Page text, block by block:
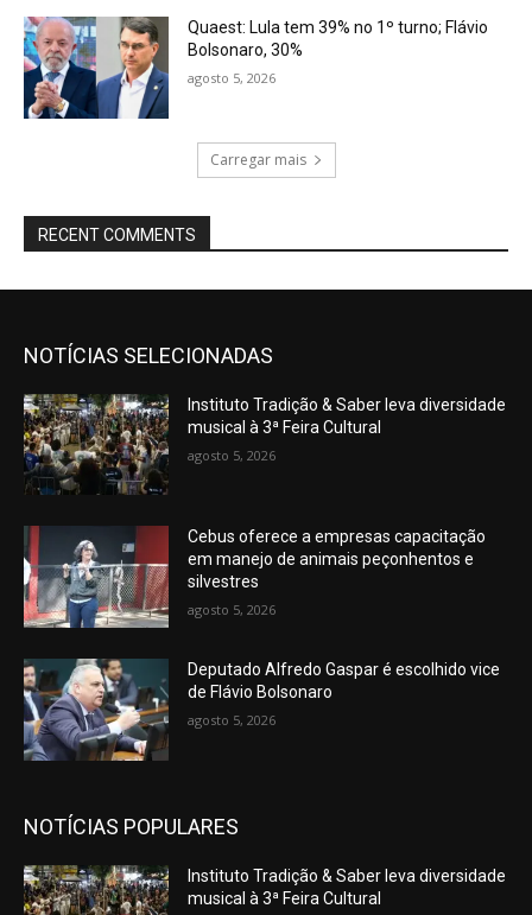
Quaest: Lula tem 39% no 1º turno; Flávio
Bolsonaro, 30%
agosto 5, 2026
Carregar mais
RECENT COMMENTS
NOTÍCIAS SELECIONADAS
Instituto Tradição & Saber leva diversidade
musical à 3ª Feira Cultural
agosto 5, 2026
Cebus oferece a empresas capacitação
em manejo de animais peçonhentos e
silvestres
agosto 5, 2026
Deputado Alfredo Gaspar é escolhido vice
de Flávio Bolsonaro
agosto 5, 2026
NOTÍCIAS POPULARES
Instituto Tradição & Saber leva diversidade
musical à 3ª Feira Cultural